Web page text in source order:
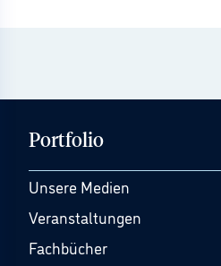
Portfolio
Unsere Medien
Veranstaltungen
Fachbücher